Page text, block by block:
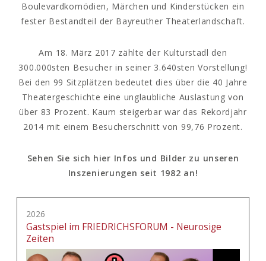
Boulevardkomödien, Märchen und Kinderstücken ein
fester Bestandteil der Bayreuther Theaterlandschaft.
Am 18. März 2017 zählte der Kulturstadl den
300.000sten Besucher in seiner 3.640sten Vorstellung!
Bei den 99 Sitzplätzen bedeutet dies über die 40 Jahre
Theatergeschichte eine unglaubliche Auslastung von
über 83 Prozent. Kaum steigerbar war das Rekordjahr
2014 mit einem Besucherschnitt von 99,76 Prozent.
Sehen Sie sich hier Infos und Bilder zu unseren
Inszenierungen seit 1982 an!
2026
Gastspiel im FRIEDRICHSFORUM - Neurosige
Zeiten